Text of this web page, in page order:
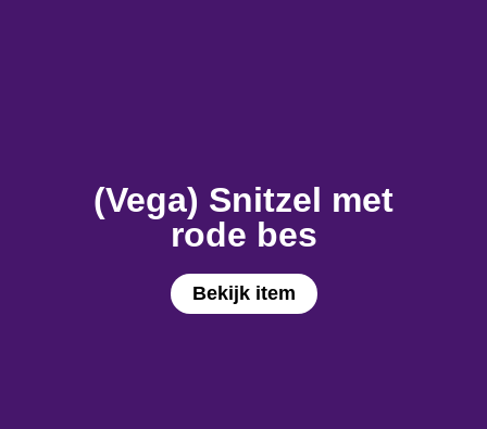
Bekijk item
(Vega) Snitzel met
rode bes